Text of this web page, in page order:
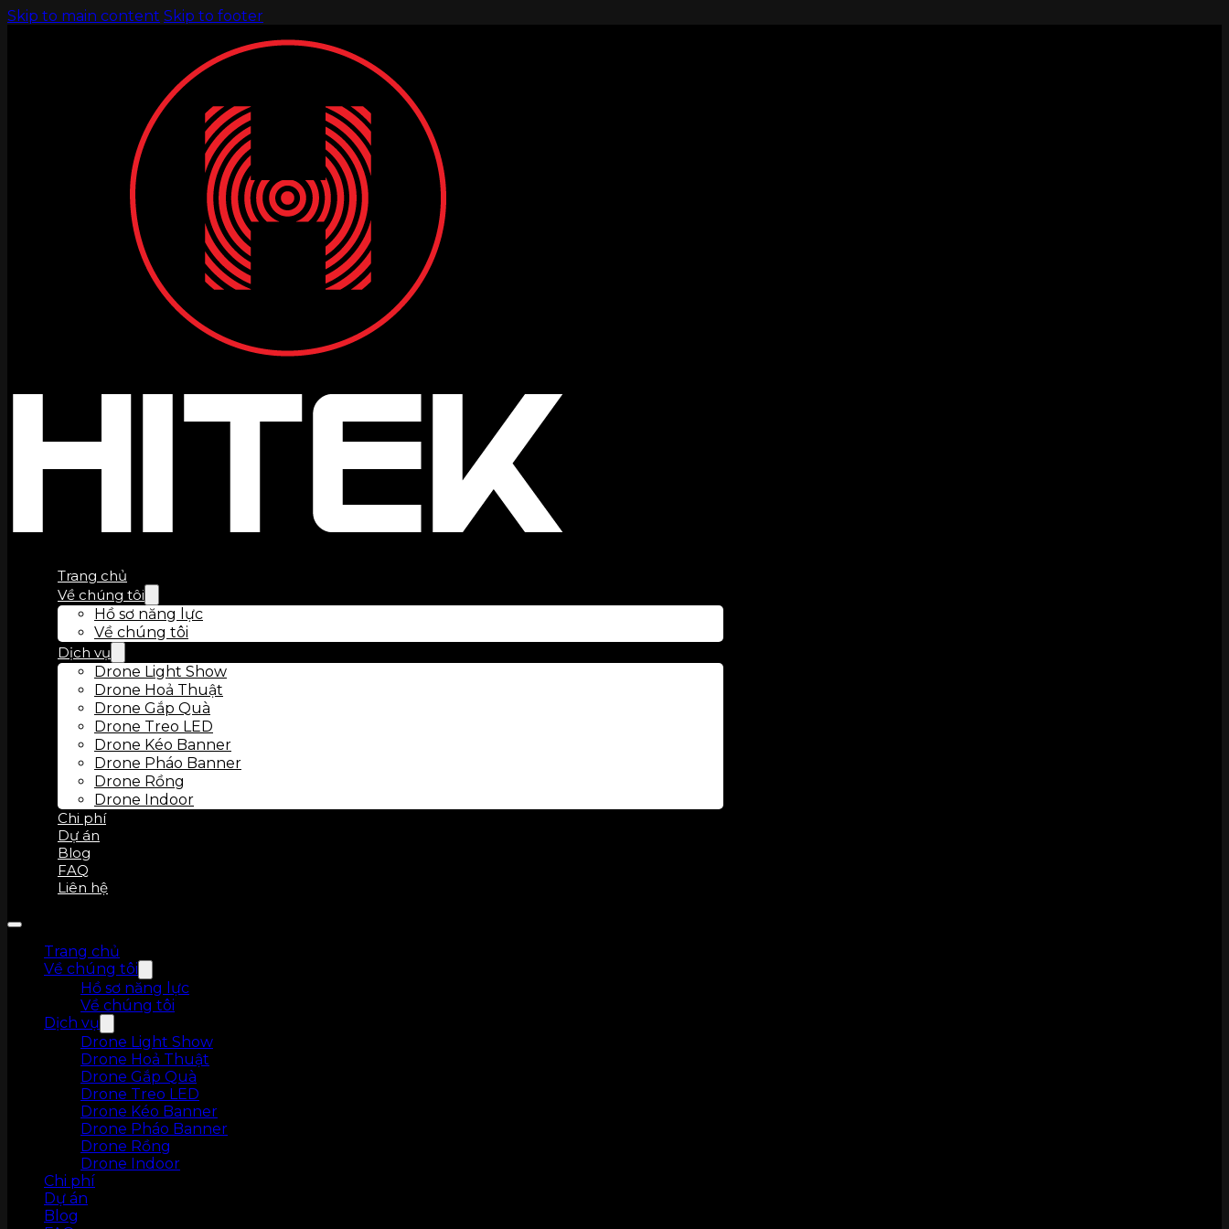
Skip to main content Skip to footer
Trang chủ
Về chúng tôi
Hồ sơ năng lực
Về chúng tôi
Dịch vụ
Drone Light Show
Drone Hoả Thuật
Drone Gắp Quà
Drone Treo LED
Drone Kéo Banner
Drone Pháo Banner
Drone Rồng
Drone Indoor
Chi phí
Dự án
Blog
FAQ
Liên hệ
Trang chủ
Về chúng tôi
Hồ sơ năng lực
Về chúng tôi
Dịch vụ
Drone Light Show
Drone Hoả Thuật
Drone Gắp Quà
Drone Treo LED
Drone Kéo Banner
Drone Pháo Banner
Drone Rồng
Drone Indoor
Chi phí
Dự án
Blog